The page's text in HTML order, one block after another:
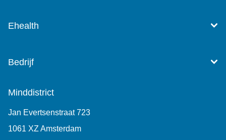
Ehealth
Bedrijf
Minddistrict
Jan Evertsenstraat 723
1061 XZ Amsterdam